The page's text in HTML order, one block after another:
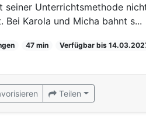
seiner Unterrichtsmethode
Bei Karola und Micha bahnt s...
47 min Verfügbar bis
Teilen